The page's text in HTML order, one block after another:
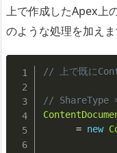
上で作成したApex上
のような処理を加えま
// 上で既に
// ShareType
= new